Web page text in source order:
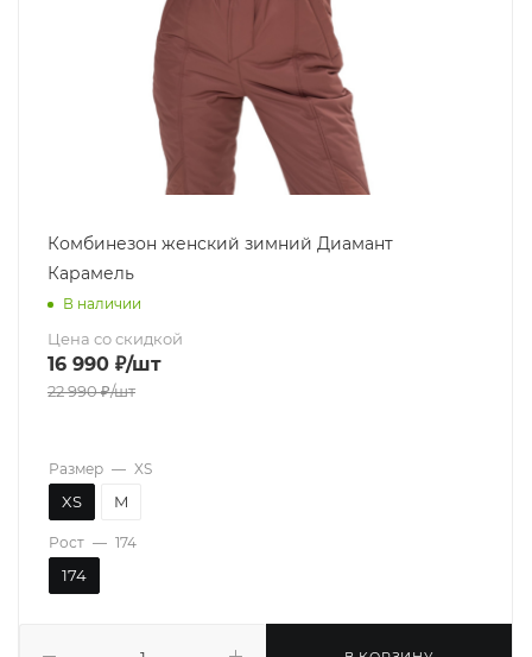
Комбинезон женский зимний Диамант
Карамель
В наличии
Цена со скидкой
16 990 ₽/шт
22 990₽/шт
Размер — XS
XS M
Рост — 174
174